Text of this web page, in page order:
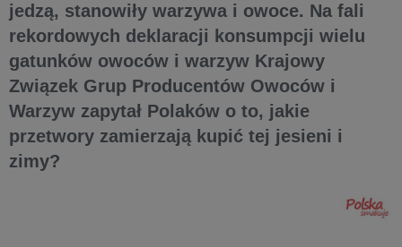
jedzą, stanowiły warzywa i owoce. Na fali
rekordowych deklaracji konsumpcji wielu
gatunków owoców i warzyw Krajowy
Związek Grup Producentów Owoców i
Warzyw zapytał Polaków o to, jakie
przetwory zamierzają kupić tej jesieni i
zimy?